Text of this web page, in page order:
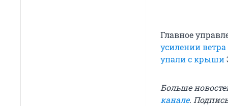
Главное
усилении ветра
упали с крыши
Больше
канале.